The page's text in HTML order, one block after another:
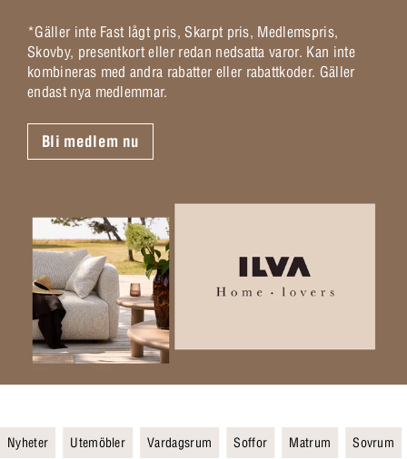
*Gäller inte Fast lågt pris, Skarpt pris, Medlemspris,
Skovby, presentkort eller redan nedsatta varor. Kan inte
kombineras med andra rabatter eller rabattkoder. Gäller
endast nya medlemmar.
Bli medlem nu
Nyheter Utemöbler Vardagsrum Soffor Matrum Sovrum